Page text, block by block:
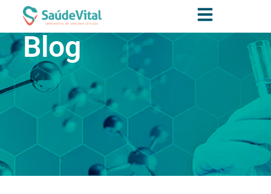
Blog